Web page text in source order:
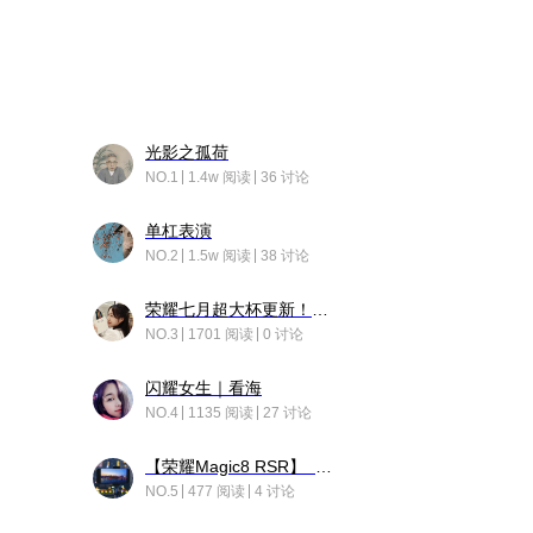
光影之孤荷
NO.1 1.4w 阅读 36 讨论
单杠表演
NO.2 1.5w 阅读 38 讨论
NO.3 1701 阅读 0 讨论
闪耀女生｜看海
NO.4 1135 阅读 27 讨论
NO.5 477 阅读 4 讨论